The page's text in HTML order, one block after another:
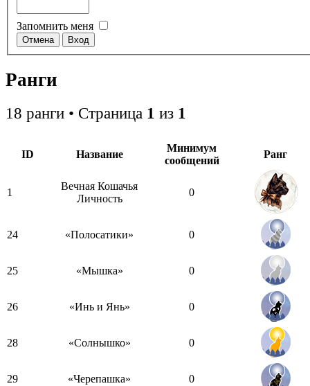
Запомнить меня
Ранги
18 ранги • Страница 1 из 1
ID Название
Минимум
сообщений
Ранг
1
Вечная Кошачья
Личность
0
24 «Полосатики» 0
25 «Мышка» 0
26 «Инь и Янь» 0
28 «Солнышко» 0
29 «Черепашка» 0